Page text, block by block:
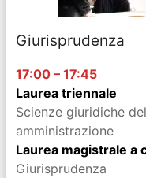
Giurisprudenza
17:00 – 17:45
Laurea triennale
Scienze giuridiche
amministrazione
Laurea magistrale a
Giurisprudenza